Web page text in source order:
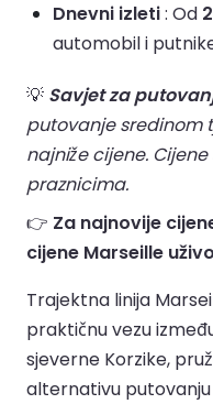
Dnevni izleti: Od
automobil i
💡 Savjet za
putovanje sredinom
najniže cijene.
praznicima.
👉 Za najnovije
cijene Marseille
Trajektna linija
praktičnu vezu
sjeverne Korzike,
alternativu